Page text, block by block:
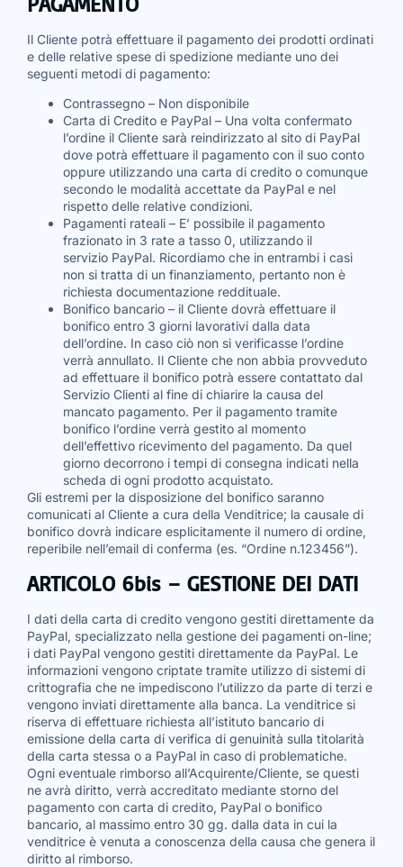
Il Cliente potrà effettuare il pagamento dei prodotti ordinati
e delle relative spese di spedizione mediante uno dei
seguenti metodi di pagamento:
Contrassegno – Non disponibile
Carta di Credito e PayPal – Una volta confermato
l’ordine il Cliente sarà reindirizzato al sito di PayPal
dove potrà effettuare il pagamento con il suo conto
oppure utilizzando una carta di credito o comunque
secondo le modalità accettate da PayPal e nel
rispetto delle relative condizioni.
Pagamenti rateali – E’ possibile il pagamento
frazionato in 3 rate a tasso 0, utilizzando il
servizio PayPal. Ricordiamo che in entrambi i casi
non si tratta di un finanziamento, pertanto non è
richiesta documentazione reddituale.
Bonifico bancario – il Cliente dovrà effettuare il
bonifico entro 3 giorni lavorativi dalla data
dell’ordine. In caso ciò non si verificasse l’ordine
verrà annullato. Il Cliente che non abbia provveduto
ad effettuare il bonifico potrà essere contattato dal
Servizio Clienti al fine di chiarire la causa del
mancato pagamento. Per il pagamento tramite
bonifico l’ordine verrà gestito al momento
dell’effettivo ricevimento del pagamento. Da quel
giorno decorrono i tempi di consegna indicati nella
scheda di ogni prodotto acquistato.
Gli estremi per la disposizione del bonifico saranno
comunicati al Cliente a cura della Venditrice; la causale di
bonifico dovrà indicare esplicitamente il numero di ordine,
reperibile nell’email di conferma (es. “Ordine n.123456”).
ARTICOLO 6bis – GESTIONE DEI DATI
I dati della carta di credito vengono gestiti direttamente da
PayPal, specializzato nella gestione dei pagamenti on-line;
i dati PayPal vengono gestiti direttamente da PayPal. Le
informazioni vengono criptate tramite utilizzo di sistemi di
crittografia che ne impediscono l’utilizzo da parte di terzi e
vengono inviati direttamente alla banca. La venditrice si
riserva di effettuare richiesta all’istituto bancario di
emissione della carta di verifica di genuinità sulla titolarità
della carta stessa o a PayPal in caso di problematiche.
Ogni eventuale rimborso all’Acquirente/Cliente, se questi
ne avrà diritto, verrà accreditato mediante storno del
pagamento con carta di credito, PayPal o bonifico
bancario, al massimo entro 30 gg. dalla data in cui la
venditrice è venuta a conoscenza della causa che genera il
diritto al rimborso.